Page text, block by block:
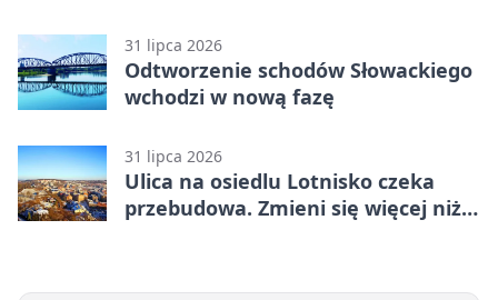
końcówce
31 lipca 2026
Odtworzenie schodów Słowackiego
wchodzi w nową fazę
31 lipca 2026
Ulica na osiedlu Lotnisko czeka
przebudowa. Zmieni się więcej niż